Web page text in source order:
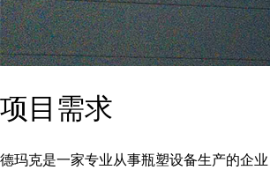
项目需求
德玛克是一家专业从事瓶塑设备生产的企